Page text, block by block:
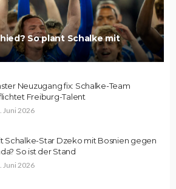
So plant Schalke mit
Neuzugang fix: Schalke-Team
Freiburg-Talent
Juni 2026
Schalke-Star Dzeko mit Bosnien gegen
So ist der Stand
Juni 2026